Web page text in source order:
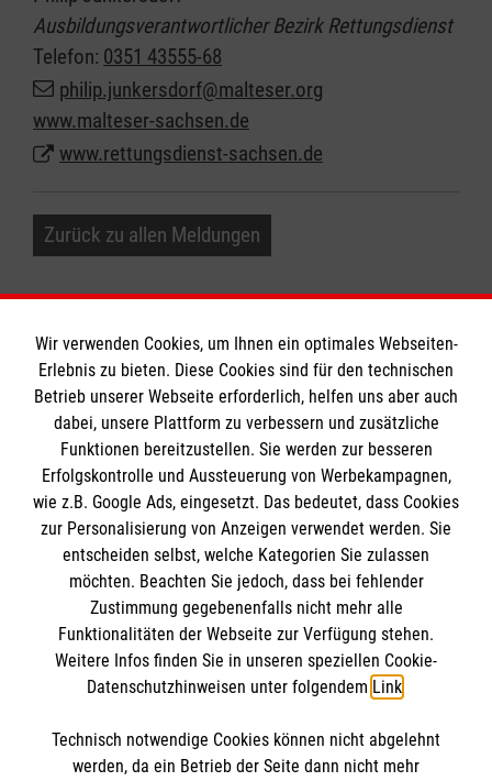
Ausbildungsverantwortlicher Bezirk Rettungsdienst
Telefon: 0351 43555-68
philip.junkersdorf@malteser.org
www.malteser-sachsen.de
www.rettungsdienst-sachsen.de
Zurück zu allen Meldungen
Informationen
Impressum
Datenschutz
Kontakt
Die Malteser
Malteser in Deutschland
Malteserorden
Sharepoint
Spendenkonto
Bank: Pax-Bank
So finden Sie uns
Wir verwenden Cookies, um Ihnen ein optimales Webseiten-
Erlebnis zu bieten. Diese Cookies sind für den technischen
Betrieb unserer Webseite erforderlich, helfen uns aber auch
dabei, unsere Plattform zu verbessern und zusätzliche
Funktionen bereitzustellen. Sie werden zur besseren
Erfolgskontrolle und Aussteuerung von Werbekampagnen,
wie z.B. Google Ads, eingesetzt. Das bedeutet, dass Cookies
zur Personalisierung von Anzeigen verwendet werden. Sie
entscheiden selbst, welche Kategorien Sie zulassen
möchten. Beachten Sie jedoch, dass bei fehlender
Zustimmung gegebenenfalls nicht mehr alle
Funktionalitäten der Webseite zur Verfügung stehen.
Weitere Infos finden Sie in unseren speziellen Cookie-
Datenschutzhinweisen unter folgendem Link.
Technisch notwendige Cookies können nicht abgelehnt
werden, da ein Betrieb der Seite dann nicht mehr